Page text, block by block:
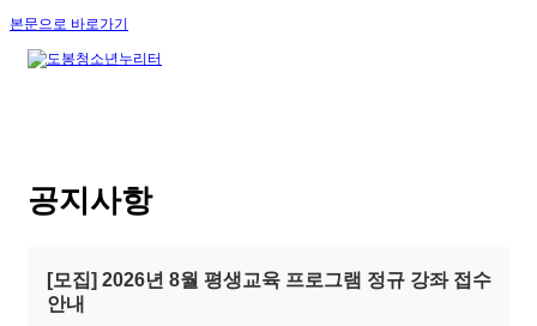
본문으로 바로가기
공지사항
[모집] 2026년 8월 평생교육 프로그램 정규 강좌 접수
안내